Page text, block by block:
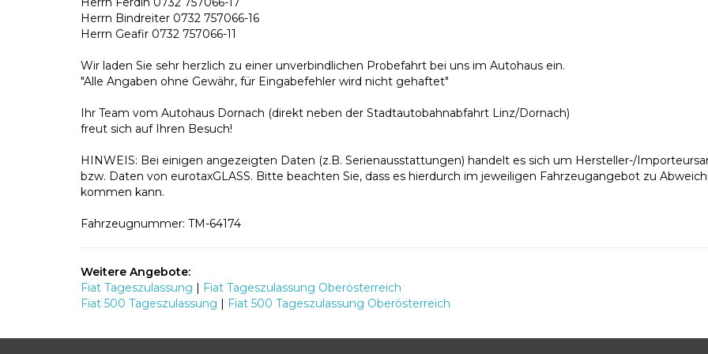
Herrn Bindreiter 0732 757066-16
Herrn Geafir 0732 757066-11
Wir laden Sie sehr herzlich zu einer unverbindlichen Probefahrt bei uns im Autohaus ein.
"Alle Angaben ohne Gewähr, für Eingabefehler wird nicht gehaftet"
Ihr Team vom Autohaus Dornach (direkt neben der Stadtautobahnabfahrt Linz/Dornach)
freut sich auf Ihren Besuch!
HINWEIS: Bei einigen angezeigten Daten (z.B. Serienausstattungen) handelt es sich um Hersteller-/
bzw. Daten von eurotaxGLASS. Bitte beachten Sie, dass es hierdurch im jeweiligen Fahrzeugangebot zu
kommen kann.
Fahrzeugnummer: TM-64174
Weitere Angebote:
Fiat Tageszulassung | Fiat Tageszulassung Oberösterreich
Fiat 500 Tageszulassung | Fiat 500 Tageszulassung Oberösterreich